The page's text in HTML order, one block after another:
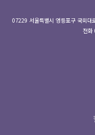
07229 서울특별시 영등포구 국회
전화